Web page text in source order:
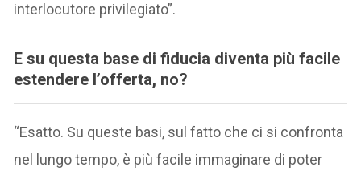
interlocutore privilegiato”.
E su questa base di fiducia diventa più facile
estendere l’offerta, no?
“Esatto. Su queste basi, sul fatto che ci si confronta
nel lungo tempo, è più facile immaginare di poter